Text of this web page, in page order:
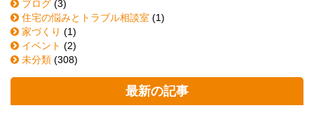
ブログ (3)
住宅の悩みとトラブル相談室 (1)
家づくり (1)
イベント (2)
未分類 (308)
最新の記事